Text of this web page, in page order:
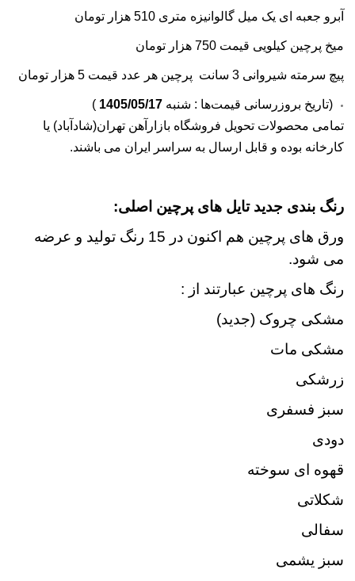
آبرو جعبه ای یک میل گالوانیزه متری 510 هزار تومان
میخ پرچین کیلویی قیمت 750 هزار تومان
پیچ سرمته شیروانی 3 سانت پرچین هر عدد قیمت 5 هزار تومان
(تاریخ بروزرسانی قیمت‌ها : شنبه 1405/05/17
)
تمامی محصولات تحویل فروشگاه بازارآهن تهران(شادآباد) یا
کارخانه بوده و قابل ارسال به سراسر ایران می باشند.
رنگ بندی جدید تایل های پرچین اصلی:
ورق های پرچین هم اکنون در 15 رنگ تولید و عرضه
می شود.
رنگ های پرچین عبارتند از :
مشکی چروک (جدید)
مشکی مات
زرشکی
سبز فسفری
دودی
قهوه ای سوخته
شکلاتی
سفالی
سبز یشمی